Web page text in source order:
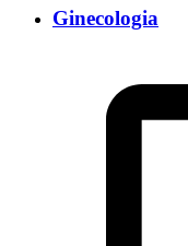
Ginecologia